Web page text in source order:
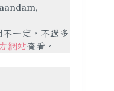
一定，不過多
網站查看。